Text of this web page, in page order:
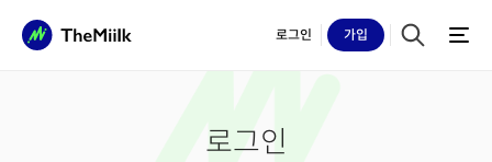
로그인 가입
로그인